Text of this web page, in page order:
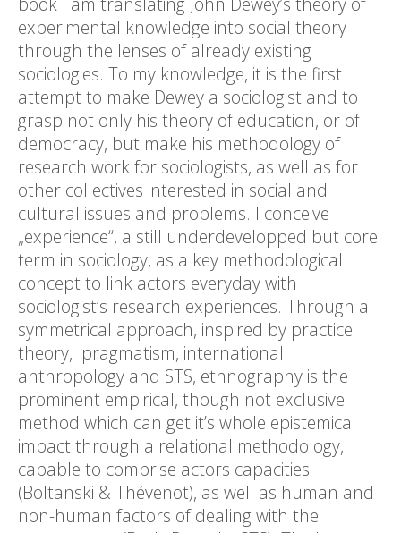
experimental knowledge into social theory
through the lenses of already existing
sociologies. To my knowledge, it is the first
attempt to make Dewey a sociologist and to
grasp not only his theory of education, or of
democracy, but make his methodology of
research work for sociologists, as well as for
other collectives interested in social and
cultural issues and problems. I conceive
„experience“, a still underdevelopped but core
term in sociology, as a key methodological
concept to link actors everyday with
sociologist’s research experiences. Through a
symmetrical approach, inspired by practice
theory, pragmatism, international
anthropology and STS, ethnography is the
prominent empirical, though not exclusive
method which can get it’s whole epistemical
impact through a relational methodology,
capable to comprise actors capacities
(Boltanski & Thévenot), as well as human and
non-human factors of dealing with the